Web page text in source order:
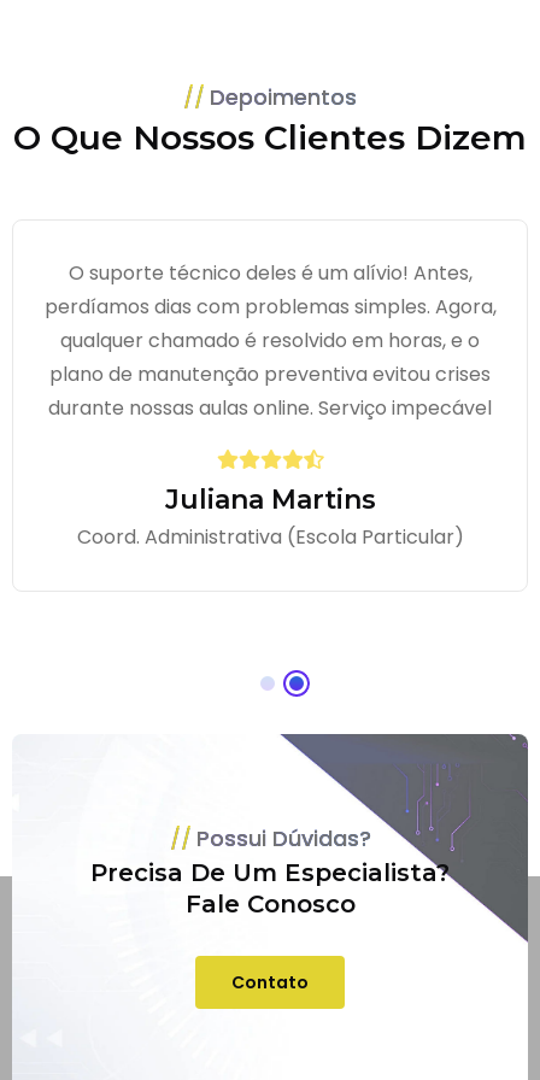
Depoimentos
O Que Nossos Clientes Dizem
O suporte técnico deles é um alívio! Antes,
perdíamos dias com problemas simples. Agora,
qualquer chamado é resolvido em horas, e o
plano de manutenção preventiva evitou crises
durante nossas aulas online. Serviço impecável
Juliana Martins
Coord. Administrativa (Escola Particular)
Possui Dúvidas?
Precisa De Um Especialista?
Fale Conosco
Contato